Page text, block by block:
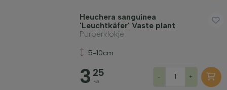
Heuchera sanguinea
'Leuchtkäfer' Vaste plant
Purperklokje
5-10cm
3 25
va
- +